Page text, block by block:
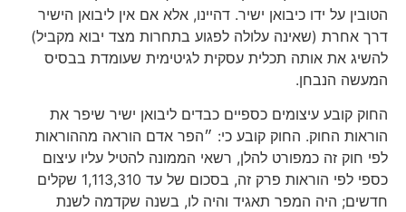
הטובין על ידו כיבואן ישיר. דהיינו, אלא אם אין ליבואן הישיר
דרך אחרת (שאינה עלולה לפגוע בתחרות מצד יבוא מקביל)
להשיג את אותה תכלית עסקית לגיטימית שעומדת בבסיס
המעשה הנבחן.
החוק קובע עיצומים כספיים כבדים ליבואן ישיר שיפר את
הוראות החוק. החוק קובע כי: ״הפר אדם הוראה מההוראות
לפי חוק זה כמפורט להלן, רשאי הממונה להטיל עליו עיצום
כספי לפי הוראות פרק זה, בסכום של עד 1,113,310 שקלים
חדשים; היה המפר תאגיד והיה לו, בשנה שקדמה לשנת